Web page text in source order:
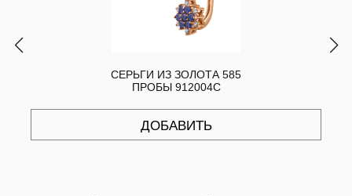
СЕРЬГИ ИЗ ЗОЛОТА 585
ПРОБЫ 912004С
ДОБАВИТЬ